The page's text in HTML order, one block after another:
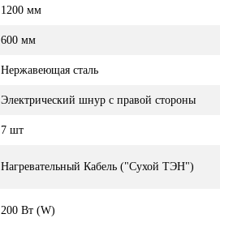
1200 мм
600 мм
Нержавеющая сталь
Электрический шнур с правой стороны
7 шт
Нагревательный Кабель ("Сухой ТЭН")
200 Вт (W)